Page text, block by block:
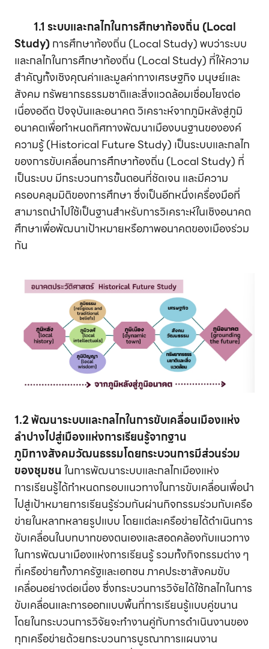
1.1 ระบบและกลไกในการศึกษาท้องถิ่น (Local
Study)การศึกษาท้องถิ่น (Local Study) พบว่าระบบ
และกลไกในการศึกษาท้องถิ่น (Local Study) ที่ให้ความ
สำคัญทั้งเชิงคุณค่าและมูลค่าทางเศรษฐกิจ มนุษย์และ
สังคม ทรัพยากรธรรมชาติและสิ่งแวดล้อมเชื่อมโยงต่อ
เนื่องอดีต ปัจจุบันและอนาคต วิเคราะห์จากภูมิหลังสู่ภูมิ
อนาคตเพื่อกำหนดทิศทางพัฒนาเมืองบนฐานขององค์
ความรู้ (Historical Future Study) เป็นระบบและกลไก
ของการขับเคลื่อนการศึกษาท้องถิ่น (Local Study) ที่
เป็นระบบ มีกระบวนการขั้นตอนที่ชัดเจน และมีความ
ครอบคลุมมิติของการศึกษา ซึ่งเป็นอีกหนึ่งเครื่องมือที่
สามารถนำไปใช้เป็นฐานสำหรับการวิเคราะห์ในเชิงอนาคต
ศึกษาเพื่อพัฒนาเป้าหมายหรือภาพอนาคตของเมืองร่วม
กัน
1.2 พัฒนาระบบและกลไกในการขับเคลื่อนเมืองแห่ง
ลำปางไปสู่เมืองแห่งการเรียนรู้จากฐาน
ภูมิทางสังคมวัฒนธรรมโดยกระบวนการมีส่วนร่วม
ของชุมชนในการพัฒนาระบบและกลไกเมืองแห่ง
การเรียนรู้ได้กำหนดกรอบแนวทางในการขับเคลื่อนเพื่อนำ
ไปสู่เป้าหมายการเรียนรู้ร่วมกันผ่านกิจกรรมร่วมกับเครือ
ข่ายในหลากหลายรูปแบบ โดยแต่ละเครือข่ายได้ดำเนินการ
ขับเคลื่อนในบทบาทของตนเองและสอดคล้องกับแนวทาง
ในการพัฒนาเมืองแห่งการเรียนรู้ รวมทั้งกิจกรรมต่าง ๆ
ที่เครือข่ายทั้งภาครัฐและเอกชน ภาคประชาสังคมขับ
เคลื่อนอย่างต่อเนื่อง ซึ่งกระบวนการวิจัยได้ใช้กลไกในการ
ขับเคลื่อนและการออกแบบพื้นที่การเรียนรู้แบบคู่ขนาน
โดยในกระบวนการวิจัยจะทำงานคู่กับการดำเนินงานของ
ทุกเครือข่ายด้วยกระบวนการบูรณาการแผนงาน